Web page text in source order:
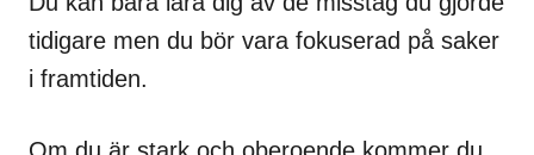
tidigare men du bör vara fokuserad på saker
i framtiden.